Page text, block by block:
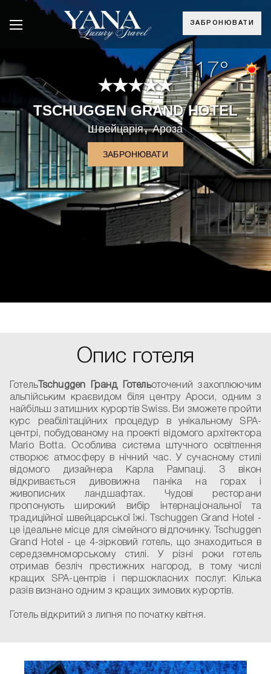
ЗАБРОНЮВАТИ
+17°
TSСHUGGEN GRAND HOTEL
Швейцарія,Ароза
ЗАБРОНЮВАТИ
Опис готеля
ГотельTschuggen Гранд Готельоточений захоплюючим
альпійським краєвидом біля центру Ароси, одним з
найбільш затишних курортів Swiss. Ви зможете пройти
курс реабілітаційних процедур в унікальному SPA-
центрі, побудованому на проекті відомого архітектора
Mario Botta. Особлива система штучного освітлення
створює атмосферу в нічний час. У сучасному стилі
відомого дизайнера Карла Рампаці. З вікон
відкривається дивовижна паніка на горах і
живописних ландшафтах. Чудові ресторани
пропонують широкий вибір інтернаціональної та
традиційної швейцарської їжі. Tschuggen Grand Hotel -
це ідеальне місце для сімейного відпочинку. Tschuggen
Grand Hotel - це 4-зірковий готель, що знаходиться в
середземноморському стилі. У різні роки готель
отримав безліч престижних нагород, в тому числі
кращих SPA-центрів і першокласних послуг. Кілька
разів визнано одним з кращих зимових курортів.
Готель відкритий з липня по початку квітня.